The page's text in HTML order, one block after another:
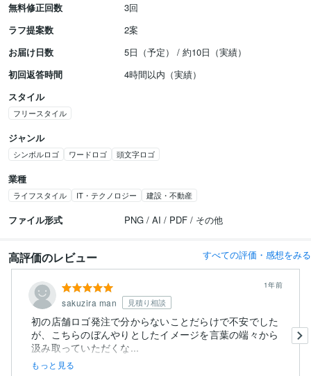
無料修正回数
3回
ラフ提案数
2案
お届け日数
5日（予定） / 約10日（実績）
初回返答時間
4時間以内（実績）
スタイル
フリースタイル
ジャンル
シンボルロゴ ワードロゴ 頭文字ロゴ
業種
ライフスタイル IT・テクノロジー 建設・不動産
ファイル形式 PNG / AI / PDF / その他
高評価のレビュー すべての評価・感想をみる
sakuzira man 見積り相談
1年前
初の店舗ロゴ発注で分からないことだらけで不安でした
が、こちらのぼんやりとしたイメージを言葉の端々から
汲み取っていただくな...
もっと見る